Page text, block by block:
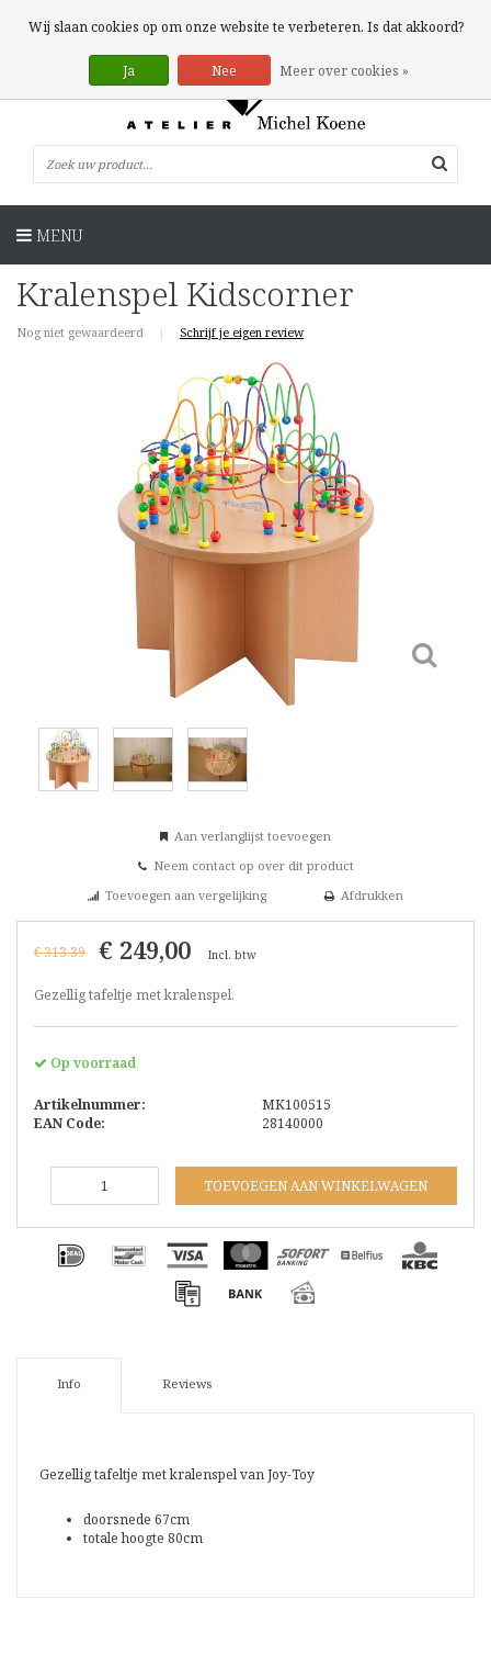
0 Artikelen
MENU
Kralenspel Kidscorner
Nog niet gewaardeerd | Schrijf je eigen review
Aan verlanglijst toevoegen
Neem contact op over dit product
Toevoegen aan vergelijking
Afdrukken
€ 313,39 € 249,00 Incl. btw
Gezellig tafeltje met kralenspel.
Op voorraad
Artikelnummer:
MK100515
EAN Code:
28140000
TOEVOEGEN AAN WINKELWAGEN
Info Reviews
Gezellig tafeltje met kralenspel van Joy-Toy
doorsnede 67cm
totale hoogte 80cm
Wij slaan cookies op om onze website te verbeteren. Is dat akkoord?
Ja Nee Meer over cookies »